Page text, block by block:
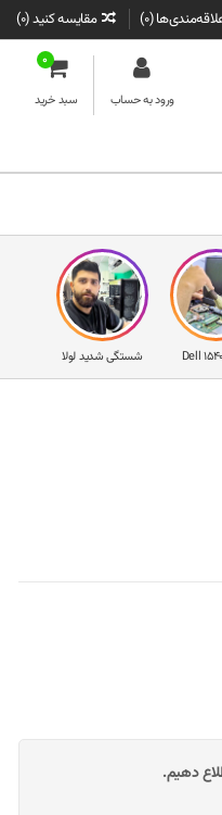
(
0
) مقایسه کنید (0
)
ورود به حساب
0
سبد خرید
شستگی شدید لولا
دهیم.